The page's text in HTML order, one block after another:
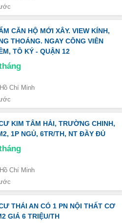
CĂN HỘ MỚI XÂY. VIEW KÍNH,
THOÁNG. NGAY CÔNG VIÊN
TÔ KÝ - QUẬN 12
Chí Minh
KIM TÂM HẢI, TRƯỜNG CHINH,
1P NGỦ, 6TR/TH, NT ĐẦY ĐỦ
Chí Minh
THÁI AN CÓ 1 PN NỘI THẤT CƠ
GIÁ 6 TRIỆU/TH